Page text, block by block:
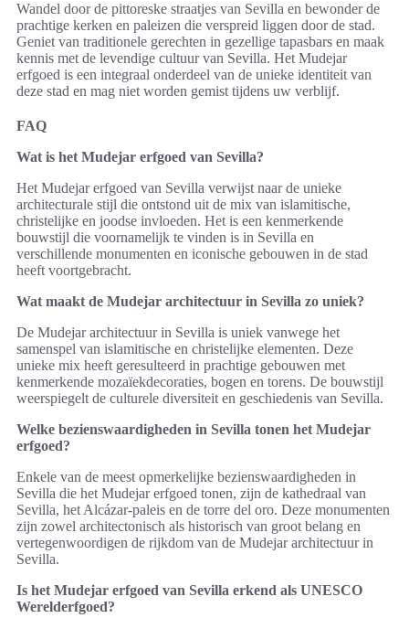
Wandel door de pittoreske straatjes van Sevilla en bewonder de
prachtige kerken en paleizen die verspreid liggen door de stad.
Geniet van traditionele gerechten in gezellige tapasbars en maak
kennis met de levendige cultuur van Sevilla. Het Mudejar
erfgoed is een integraal onderdeel van de unieke identiteit van
deze stad en mag niet worden gemist tijdens uw verblijf.
FAQ
Wat is het Mudejar erfgoed van Sevilla?
Het Mudejar erfgoed van Sevilla verwijst naar de unieke
architecturale stijl die ontstond uit de mix van islamitische,
christelijke en joodse invloeden. Het is een kenmerkende
bouwstijl die voornamelijk te vinden is in Sevilla en
verschillende monumenten en iconische gebouwen in de stad
heeft voortgebracht.
Wat maakt de Mudejar architectuur in Sevilla zo uniek?
De Mudejar architectuur in Sevilla is uniek vanwege het
samenspel van islamitische en christelijke elementen. Deze
unieke mix heeft geresulteerd in prachtige gebouwen met
kenmerkende mozaïekdecoraties, bogen en torens. De bouwstijl
weerspiegelt de culturele diversiteit en geschiedenis van Sevilla.
Welke bezienswaardigheden in Sevilla tonen het Mudejar
erfgoed?
Enkele van de meest opmerkelijke bezienswaardigheden in
Sevilla die het Mudejar erfgoed tonen, zijn de kathedraal van
Sevilla, het Alcázar-paleis en de torre del oro. Deze monumenten
zijn zowel architectonisch als historisch van groot belang en
vertegenwoordigen de rijkdom van de Mudejar architectuur in
Sevilla.
Is het Mudejar erfgoed van Sevilla erkend als UNESCO
Werelderfgoed?